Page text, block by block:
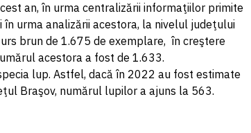
1 TRY= 0.1141 RON
= 0.1048 RON
1 XDR= 5.9383 RON
1 ZAR = 0.2318 RON
an, în urma centralizării informaţiilor primite
urma analizării acestora, la nivelul judeţului
brun de 1.675 de exemplare, în creştere
acestora a fost de 1.633.
lup. Astfel, dacă în 2022 au fost estimate
Braşov, numărul lupilor a ajuns la 563.